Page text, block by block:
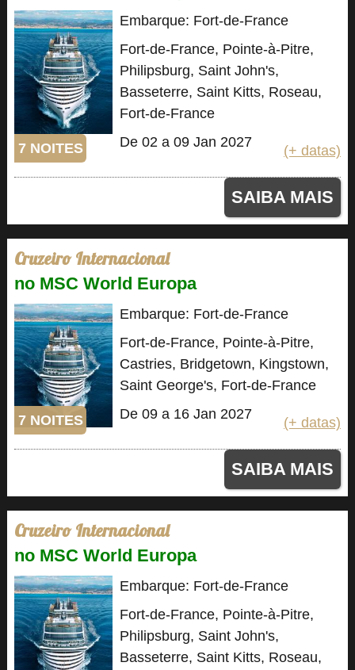
7 NOITES
Embarque: Fort-de-France
Fort-de-France, Pointe-à-Pitre,
Philipsburg, Saint John's,
Basseterre, Saint Kitts, Roseau,
Fort-de-France
De 02 a 09 Jan 2027
(+ datas)
SAIBA MAIS
Cruzeiro Internacional
no MSC World Europa
7 NOITES
Embarque: Fort-de-France
Fort-de-France, Pointe-à-Pitre,
Castries, Bridgetown, Kingstown,
Saint George's, Fort-de-France
De 09 a 16 Jan 2027
(+ datas)
SAIBA MAIS
Cruzeiro Internacional
no MSC World Europa
Embarque: Fort-de-France
Fort-de-France, Pointe-à-Pitre,
Philipsburg, Saint John's,
Basseterre, Saint Kitts, Roseau,